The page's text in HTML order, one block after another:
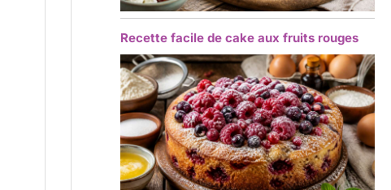
Recette facile de cake aux fruits rouges